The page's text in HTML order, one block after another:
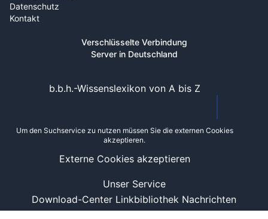
Datenschutz
Kontakt
Verschlüsselte Verbindung
Server in Deutschland
Unser Service
Download-Center Linkbibliothek Nachrichten
b.b.h.-Wissenslexikon von A bis Z
Um den Suchservice zu nutzen müssen Sie die externen Cookies
akzeptieren.
Externe Cookies akzeptieren